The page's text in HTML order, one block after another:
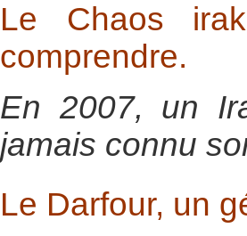
Le Chaos
comprendre.
En 2007, un
jamais connu
Le Darfour, un